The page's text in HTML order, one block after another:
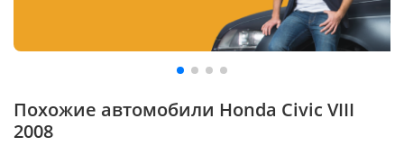
Похожие автомобили Honda Civic VIII
2008